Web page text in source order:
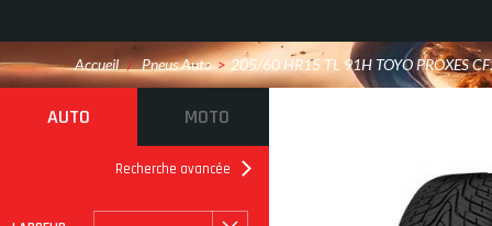
Accueil / Pneus Auto > 205/60 HR15 TL 91H TOYO PROXES
AUTO MOTO
Recherche avancée